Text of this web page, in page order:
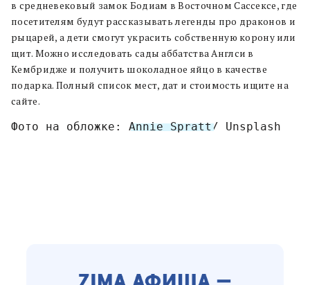
в средневековый замок Бодиам в Восточном Сассексе, где
посетителям будут рассказывать легенды про драконов и
рыцарей, а дети смогут украсить собственную корону или
щит. Можно исследовать сады аббатства Англси в
Кембридже и получить шоколадное яйцо в качестве
подарка. Полный список мест, дат и стоимость ищите на
сайте.
Фото на обложке: Annie Spratt/ Unsplash